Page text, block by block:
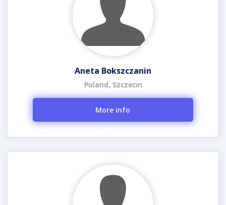
Aneta Bokszczanin
Poland, Szczecin
More info